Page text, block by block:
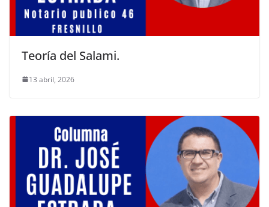
Teoría del Salami.
13 abril, 2026